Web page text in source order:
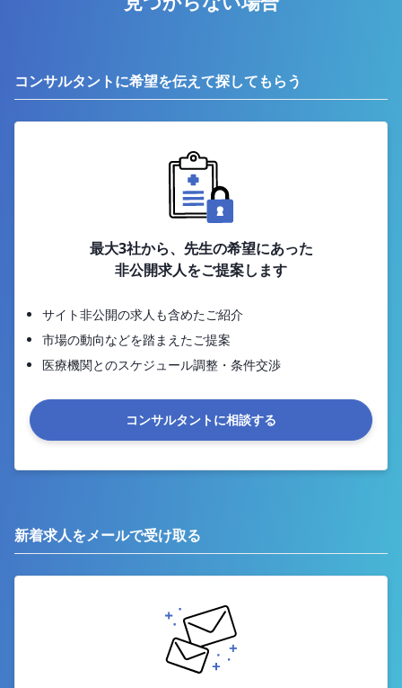
コンサルタントに希望を伝えて探してもらう
最大3社から、先生の希望にあった
非公開求人をご提案します
サイト非公開の求人も含めたご紹介
市場の動向などを踏まえたご提案
医療機関とのスケジュール調整・条件交渉
コンサルタントに相談する
新着求人をメールで受け取る